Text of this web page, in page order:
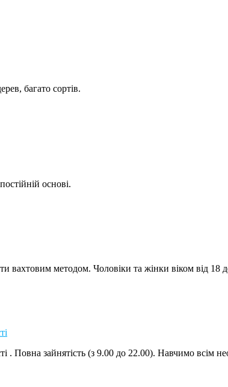
багато сортів.
основі.
вахтовим методом. Чоловіки та жінки віком від 18
. Повна зайнятість (з 9.00 до 22.00). Навчимо всім